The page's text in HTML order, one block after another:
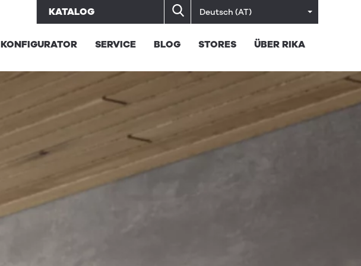
KATALOG Deutsch (AT)
KONFIGURATOR SERVICE BLOG STORES ÜBER RIKA